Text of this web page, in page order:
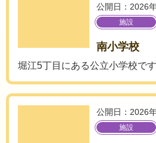
公開日：2026
施設
南小学校
堀江5丁目にある公立小学校です
公開日：2026
施設